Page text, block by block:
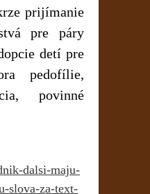
prijímanie
pre páry
detí pre
pedofílie,
povinné
dalsi-maju-
slova-za-text-